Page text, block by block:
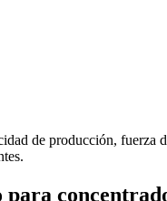
de producción,